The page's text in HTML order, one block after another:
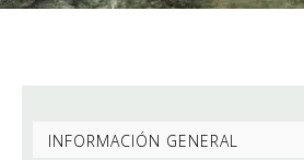
INFORMACIÓN GENERAL